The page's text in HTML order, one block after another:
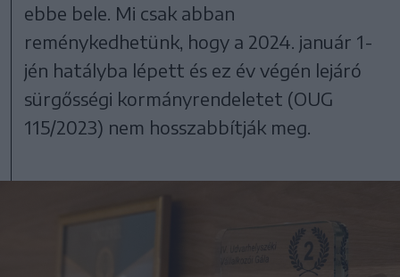
ebbe bele. Mi csak abban
reménykedhetünk, hogy a 2024. január 1-
jén hatályba lépett és ez év végén lejáró
sürgősségi kormányrendeletet (OUG
115/2023) nem hosszabbítják meg.